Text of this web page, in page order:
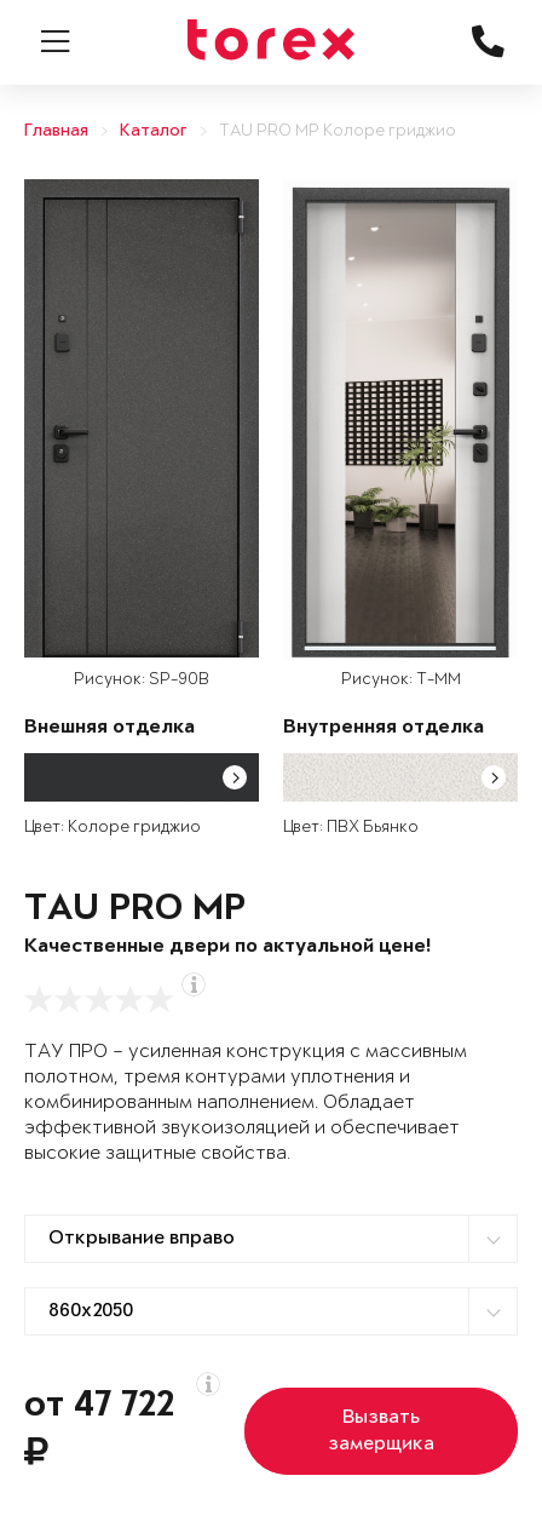
Главная Каталог TAU PRO MP Колоре гриджио
Рисунок: SP-90B
Внешняя отделка
Цвет: Колоре гриджио
Рисунок: T-MM
Внутренняя отделка
Цвет: ПВХ Бьянко
TAU PRO MP
Качественные двери по актуальной цене!
ТАУ ПРО – усиленная конструкция с массивным
полотном, тремя контурами уплотнения и
комбинированным наполнением. Обладает
эффективной звукоизоляцией и обеспечивает
высокие защитные свойства.
от 47 722
Вызвать
замерщика